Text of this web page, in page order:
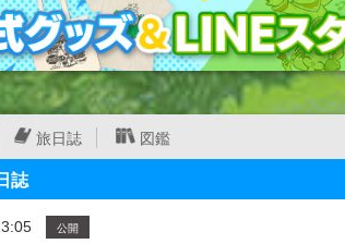
旅日誌 図鑑
誌
公開